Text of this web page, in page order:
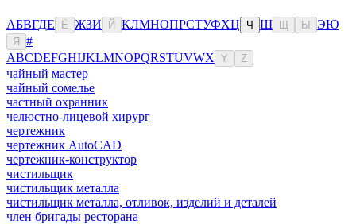
АБВГДЕ Ё ЖЗИ Й КЛМНОПРСТУФХЦ Ч Ш Ы ЭЮ
Я
#
ABCDEFGHIJKLMNOPQRSTUVWX Y Z
чайный мастер
чайный сомелье
частный охранник
челюстно-лицевой хирург
чертежник
чертежник AutoCAD
чертежник-конструктор
чистильщик
чистильщик металла
чистильщик металла, отливок, изделий и деталей
член бригады ресторана